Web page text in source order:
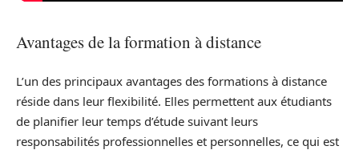
Avantages de la formation à distance
L’un des principaux avantages des formations à distance
réside dans leur flexibilité. Elles permettent aux étudiants
de planifier leur temps d’étude suivant leurs
responsabilités professionnelles et personnelles, ce qui est